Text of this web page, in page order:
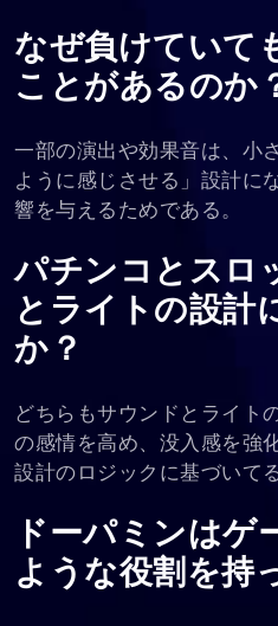
なぜ負けていて
ことがあるのか
一部の演出や効果音は、小
ように感じさせる」設計に
響を与えるためである。
パチンコとスロ
とライトの設計
か？
どちらもサウンドとライト
の感情を高め、没入感を強
設計のロジックに基づいてる
ドーパミンはゲ
ような役割を持